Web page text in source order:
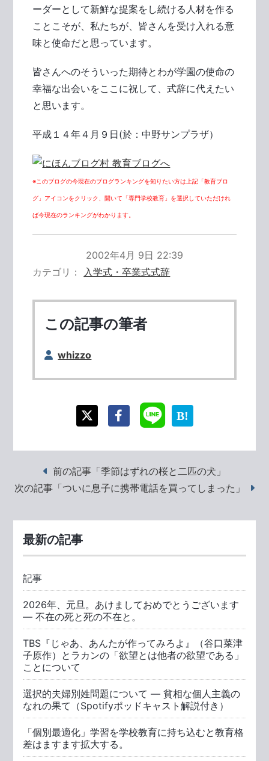
ーダーとして新鮮な提案をし続ける人材を作る
ことこそが、私たちが、皆さんを受け入れる意
味と使命だと思っています。
皆さんへのそういった期待とわが学園の使命の
幸福な出会いをここに祝して、式辞に代えたい
と思います。
平成１４年４月９日(於：中野サンプラザ）
※このブログの今現在のブログランキングを知りたい方は上記「教育ブロ
グ」アイコンをクリック、開いて「専門学校教育」を選択していただけれ
ば今現在のランキングがわかります。
2002年4月 9日 22:39
カテゴリ
入学式・卒業式式辞
この記事の筆者
whizzo
前の記事「季節はずれの桜と二匹の犬」
次の記事「ついに息子に携帯電話を買ってしまった」
最新の記事
記事
2026年、元旦。あけましておめでとうございます
― 不在の死と死の不在と。
TBS『じゃあ、あんたが作ってみろよ』（谷口菜津
子原作）とラカンの「欲望とは他者の欲望である」
ことについて
選択的夫婦別姓問題について ― 貧相な個人主義の
なれの果て（Spotifyポッドキャスト解説付き）
「個別最適化」学習を学校教育に持ち込むと教育格
差はますます拡大する。